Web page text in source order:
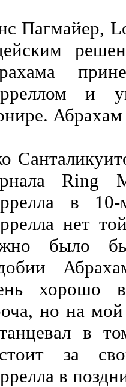
Пагмайер,
и
Ring
в
нет
было
хорошо
но на мой
в
за
в